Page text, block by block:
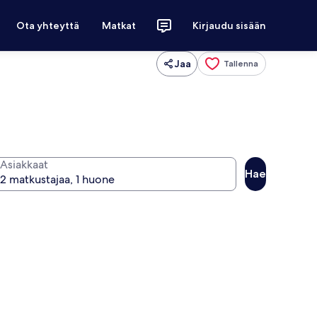
Ota yhteyttä Matkat Kirjaudu sisään
Jaa Tallenna
Asiakkaat
Hae